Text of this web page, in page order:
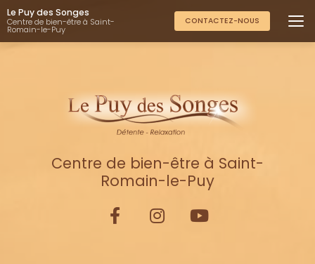
Aller
au
contenu
principal
Le Puy des Songes
Centre de bien-être à Saint-
Romain-le-Puy
CONTACTEZ-NOUS
Centre de bien-être à Saint-
Romain-le-Puy